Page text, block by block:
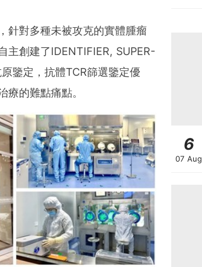
針對多種未被攻克的實體腫瘤
主創建了IDENTIFIER, SUPER-
鑒定，抗體TCR篩選鑒定優
的難點痛點。
6
07 Aug